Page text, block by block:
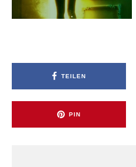
TEILEN
PIN